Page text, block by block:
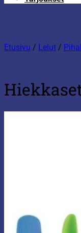
Etusivu / Lelut /